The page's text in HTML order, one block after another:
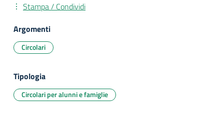
Stampa / Condividi
Argomenti
Circolari
Tipologia
Circolari per alunni e famiglie